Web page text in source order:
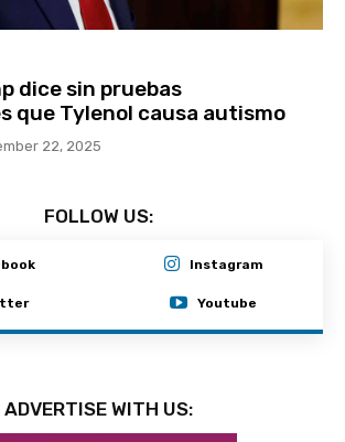
dice sin pruebas
que Tylenol causa autismo
22, 2025
FOLLOW US:
Instagram
Youtube
ADVERTISE WITH US: